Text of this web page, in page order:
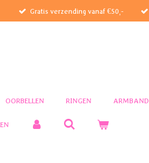
Gratis verzending vanaf €50,-
OORBELLEN RINGEN